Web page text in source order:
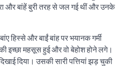
और बांहें बुरी तरह से जल गई थीं और उनके
हिस्से और बाईं बांह पर भयानक गर्मी
इच्छा महसूस हुई और वो बेहोश होने लगे।
दिया। उसकी सारी पत्तियां झड़ चुकी